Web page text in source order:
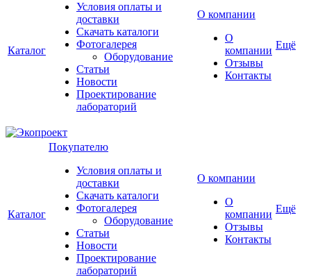
Каталог
Условия оплаты и
доставки
Скачать каталоги
Фотогалерея
Оборудование
Статьи
Новости
Проектирование
лабораторий
О компании
О
компании
Отзывы
Контакты
Ещё
Каталог
Покупателю
Условия оплаты и
доставки
Скачать каталоги
Фотогалерея
Оборудование
Статьи
Новости
Проектирование
лабораторий
О компании
О
компании
Отзывы
Контакты
Ещё